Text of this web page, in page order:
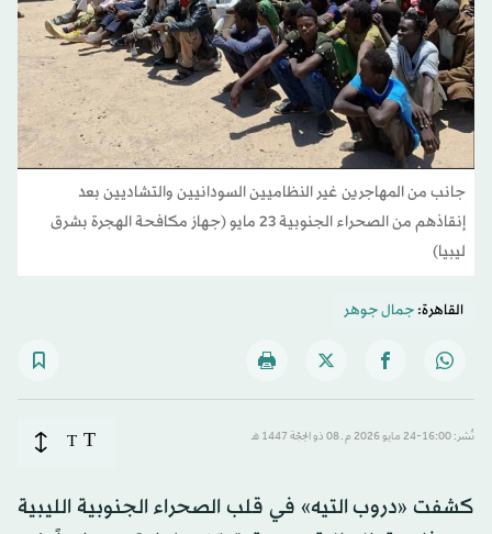
جانب من المهاجرين غير النظاميين السودانيين والتشاديين بعد
إنقاذهم من الصحراء الجنوبية 23 مايو (جهاز مكافحة الهجرة بشرق
ليبيا)
القاهرة:جمال جوهر
نُشر: 16:00-24 مايو 2026 م ـ 08 ذو الحِجّة 1447 هـ T
T
كشفت «دروب التيه» في قلب الصحراء الجنوبية الليبية